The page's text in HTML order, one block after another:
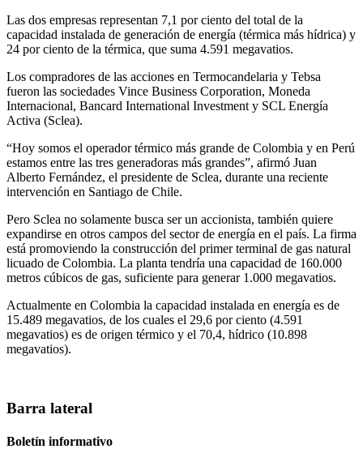
Las dos empresas representan 7,1 por ciento del total de la
capacidad instalada de generación de energía (térmica más hídrica) y
24 por ciento de la térmica, que suma 4.591 megavatios.
Los compradores de las acciones en Termocandelaria y Tebsa
fueron las sociedades Vince Business Corporation, Moneda
Internacional, Bancard International Investment y SCL Energía
Activa (Sclea).
“Hoy somos el operador térmico más grande de Colombia y en Perú
estamos entre las tres generadoras más grandes”, afirmó Juan
Alberto Fernández, el presidente de Sclea, durante una reciente
intervención en Santiago de Chile.
Pero Sclea no solamente busca ser un accionista, también quiere
expandirse en otros campos del sector de energía en el país. La firma
está promoviendo la construcción del primer terminal de gas natural
licuado de Colombia. La planta tendría una capacidad de 160.000
metros cúbicos de gas, suficiente para generar 1.000 megavatios.
Actualmente en Colombia la capacidad instalada en energía es de
15.489 megavatios, de los cuales el 29,6 por ciento (4.591
megavatios) es de origen térmico y el 70,4, hídrico (10.898
megavatios).
Barra lateral
Boletín informativo